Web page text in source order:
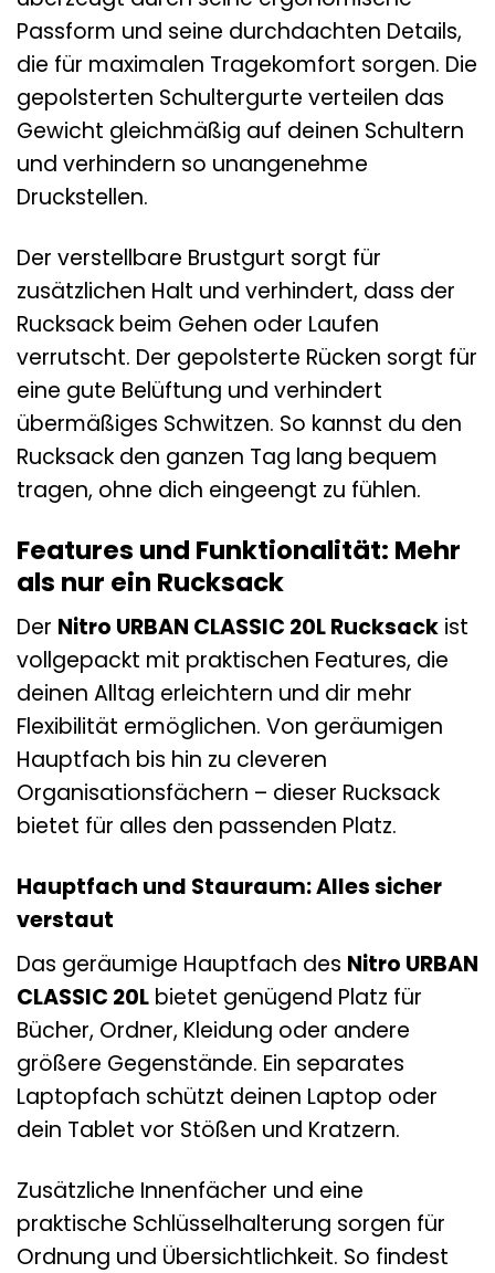
Passform und seine durchdachten Details,
die für maximalen Tragekomfort sorgen. Die
gepolsterten Schultergurte verteilen das
Gewicht gleichmäßig auf deinen Schultern
und verhindern so unangenehme
Druckstellen.
Der verstellbare Brustgurt sorgt für
zusätzlichen Halt und verhindert, dass der
Rucksack beim Gehen oder Laufen
verrutscht. Der gepolsterte Rücken sorgt für
eine gute Belüftung und verhindert
übermäßiges Schwitzen. So kannst du den
Rucksack den ganzen Tag lang bequem
tragen, ohne dich eingeengt zu fühlen.
Features und Funktionalität: Mehr
als nur ein Rucksack
Der Nitro URBAN CLASSIC 20L Rucksack ist
vollgepackt mit praktischen Features, die
deinen Alltag erleichtern und dir mehr
Flexibilität ermöglichen. Von geräumigen
Hauptfach bis hin zu cleveren
Organisationsfächern – dieser Rucksack
bietet für alles den passenden Platz.
Hauptfach und Stauraum: Alles sicher
verstaut
Das geräumige Hauptfach des Nitro URBAN
CLASSIC 20L bietet genügend Platz für
Bücher, Ordner, Kleidung oder andere
größere Gegenstände. Ein separates
Laptopfach schützt deinen Laptop oder
dein Tablet vor Stößen und Kratzern.
Zusätzliche Innenfächer und eine
praktische Schlüsselhalterung sorgen für
Ordnung und Übersichtlichkeit. So findest